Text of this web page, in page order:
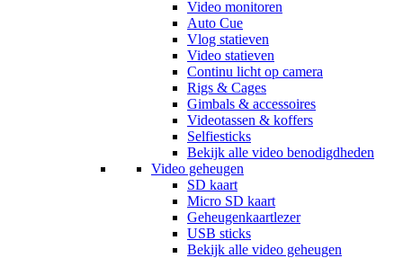
Video monitoren
Auto Cue
Vlog statieven
Video statieven
Continu licht op camera
Rigs & Cages
Gimbals & accessoires
Videotassen & koffers
Selfiesticks
Bekijk alle video benodigdheden
Video geheugen
SD kaart
Micro SD kaart
Geheugenkaartlezer
USB sticks
Bekijk alle video geheugen